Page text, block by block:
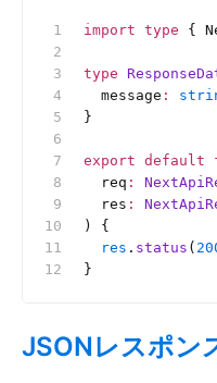
import type {
type
  message
:
}
export default
  req
:
  res
:
) {
  res
. status (
}
JSONレスポン